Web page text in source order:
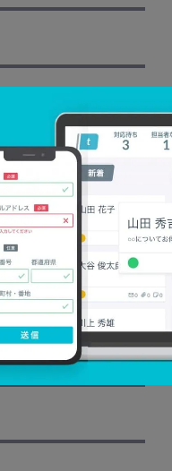
要です。直感的
ことができま
意されている